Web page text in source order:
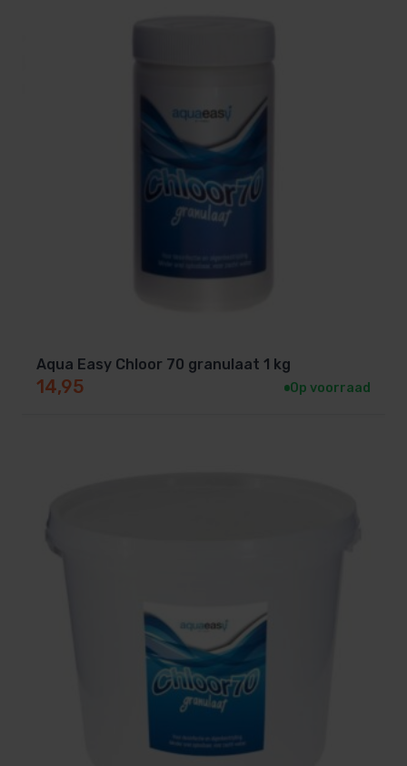
standaardbehandeling. Voor een
schokbehandeling kun je tot 30 gram per 1.000
liter aanhouden.
Toepassen in het zwembad:Giet de oplossing
langzaam langs de randen van het zwembad,
Laat het inwerken:Vermijd zwemmen
Tip:Gebruik altijd handschoenen en beschermende
kleding bij het hanteren van chemicaliën.
Chloor Shock 55%?
zijn betrouwbaarheid en effectiviteit. Hier zijn enkele
redenen waarom dit product een must-have is voor
Betrouwbaar merk:
zijn hoogwaardige producten voor
Aqua Easy Chloor 70 granulaat 1 kg
14,95 Op voorraad